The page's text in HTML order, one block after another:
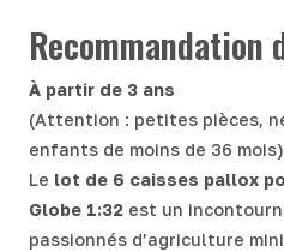
Recommandation
À partir de 3 ans
(Attention : petites pièces,
enfants de moins de 36 mois)
Le lot de 6 caisses pallox
Globe 1:32 est un
passionnés d’agriculture